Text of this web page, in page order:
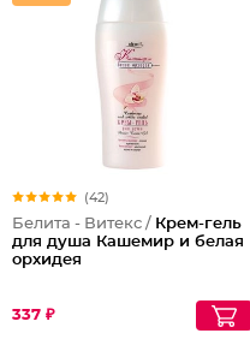
(42)
Белита - Витекс / Крем-гель
для душа Кашемир и белая
орхидея
337 ₽